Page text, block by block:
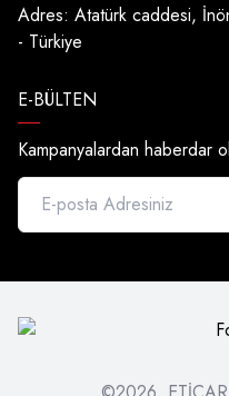
Adres: Atatürk caddesi,
- Türkiye
E-BÜLTEN
Kampanyalardan haberdar